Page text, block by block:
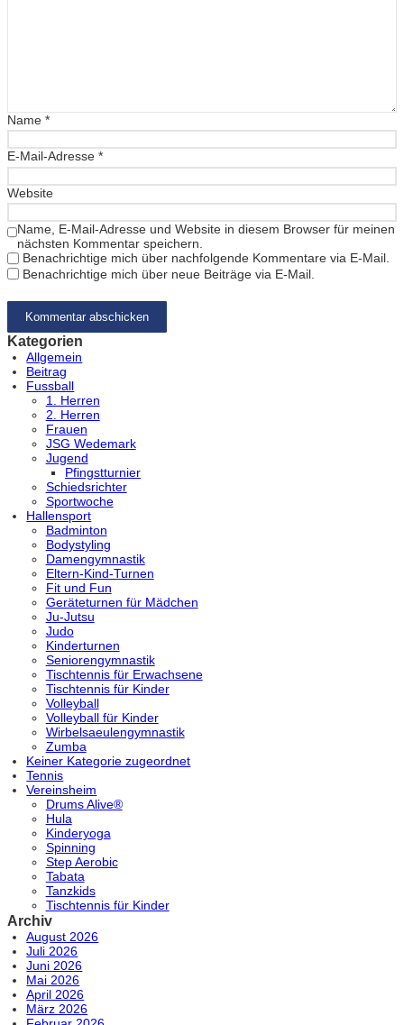
Name *
E-Mail-Adresse *
Website
Name, E-Mail-Adresse und Website in diesem Browser für meinen
nächsten Kommentar speichern.
Benachrichtige mich über nachfolgende Kommentare via E-Mail.
Benachrichtige mich über neue Beiträge via E-Mail.
Kategorien
Allgemein
Beitrag
Fussball
1. Herren
2. Herren
Frauen
JSG Wedemark
Jugend
Pfingstturnier
Schiedsrichter
Sportwoche
Hallensport
Badminton
Bodystyling
Damengymnastik
Eltern-Kind-Turnen
Fit und Fun
Geräteturnen für Mädchen
Ju-Jutsu
Judo
Kinderturnen
Seniorengymnastik
Tischtennis für Erwachsene
Tischtennis für Kinder
Volleyball
Volleyball für Kinder
Wirbelsaeulengymnastik
Zumba
Keiner Kategorie zugeordnet
Tennis
Vereinsheim
Drums Alive®
Hula
Kinderyoga
Spinning
Step Aerobic
Tabata
Tanzkids
Tischtennis für Kinder
Archiv
August 2026
Juli 2026
Juni 2026
Mai 2026
April 2026
März 2026